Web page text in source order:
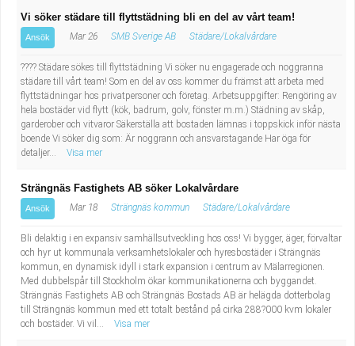
Hantverksyrken
Hotell, restaurang, storhushåll
Hälso- och sjukvård
Industriell tillverkning
Kropps- och skönhetsvård
Kultur, media, design
Militärt arbete
Naturbruk
Bussförare/Busschaufför
Elevassistent
Personlig assistent
Behandlingsassistent/Socialpedagog
Budbilsförare
Tidningsbud/Tidningsdistributör
Lärare i fritidshem/Fritidspedagog
Taxiförare/Taxichaufför
Vi söker städare till flyttstädning bli en del av vårt team!
Ansök Mar 26 SMB Sverige AB Städare/Lokalvårdare
???? Städare sökes till flyttstädning Vi söker nu engagerade och noggranna
städare till vårt team! Som en del av oss kommer du främst att arbeta med
flyttstädningar hos privatpersoner och företag. Arbetsuppgifter: Rengöring av
hela bostäder vid flytt (kök, badrum, golv, fönster m.m.) Städning av skåp,
garderober och vitvaror Säkerställa att bostaden lämnas i toppskick inför nästa
boende Vi söker dig som: Är noggrann och ansvarstagande Har öga för
detaljer...
Visa mer
Strängnäs Fastighets AB söker Lokalvårdare
Ansök Mar 18 Strängnäs kommun Städare/Lokalvårdare
Bli delaktig i en expansiv samhällsutveckling hos oss! Vi bygger, äger, förvaltar
och hyr ut kommunala verksamhetslokaler och hyresbostäder i Strängnäs
kommun, en dynamisk idyll i stark expansion i centrum av Mälarregionen.
Med dubbelspår till Stockholm ökar kommunikationerna och byggandet.
Strängnäs Fastighets AB och Strängnäs Bostads AB är helägda dotterbolag
till Strängnäs kommun med ett totalt bestånd på cirka 288?000 kvm lokaler
och bostäder. Vi vil...
Visa mer